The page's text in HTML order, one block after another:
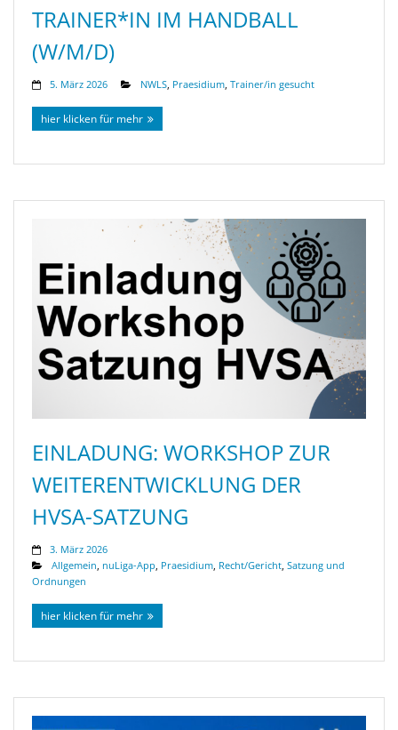
TRAINER*IN IM HANDBALL
(W/M/D)
5. März 2026 NWLS Praesidium Trainer/in gesucht
hier klicken für mehr
EINLADUNG: WORKSHOP ZUR
WEITERENTWICKLUNG DER
HVSA-SATZUNG
3. März 2026
Allgemein, nuLiga-App, Praesidium, Recht/Gericht, Satzung und
Ordnungen
hier klicken für mehr